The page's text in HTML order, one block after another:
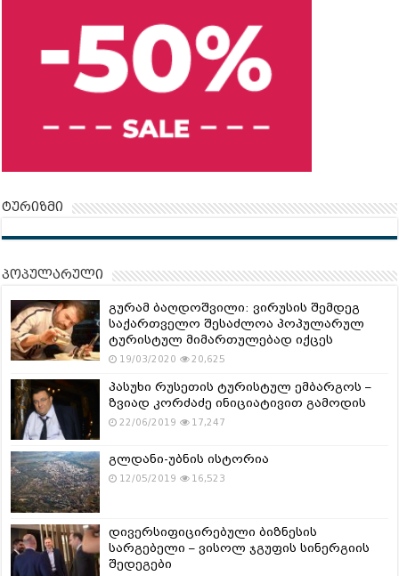
ტურიზმი
პოპულარული
გურამ ბაღდოშვილი: ვირუსის შემდეგ
საქართველო შესაძლოა პოპულარულ
ტურისტულ მიმართულებად იქცეს
19/03/2020 20,625
პასუხი რუსეთის ტურისტულ ემბარგოს –
ზვიად კორძაძე ინიციატივით გამოდის
22/06/2019 17,247
გლდანი-უბნის ისტორია
12/05/2019 16,523
დივერსიფიცირებული ბიზნესის
სარგებელი – ვისოლ ჯგუფის სინერგიის
შედეგები